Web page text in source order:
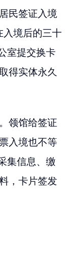
民签证入境
入境后的三十
室提交换卡
得实体永久
领馆给签证
入境也不等
集信息、缴
，卡片签发